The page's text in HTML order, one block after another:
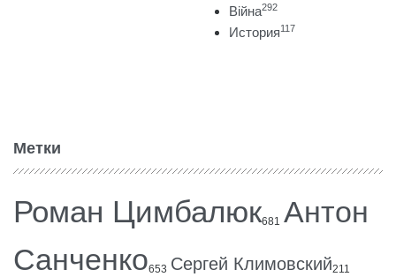
Війна292
История117
Метки
Роман Цимбалюк681 Антон
Санченко653 Сергей Климовский211